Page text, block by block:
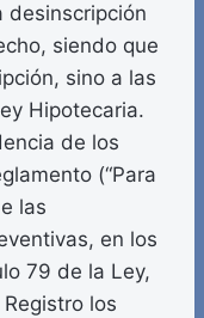
desinscripción
siendo que
sino a las
Hipotecaria.
de los
(“Para
las
en los
79 de la Ley,
los